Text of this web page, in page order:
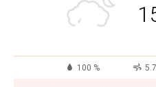
100 %